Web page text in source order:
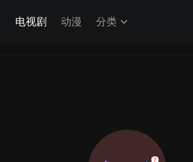
电视剧 动漫 分类